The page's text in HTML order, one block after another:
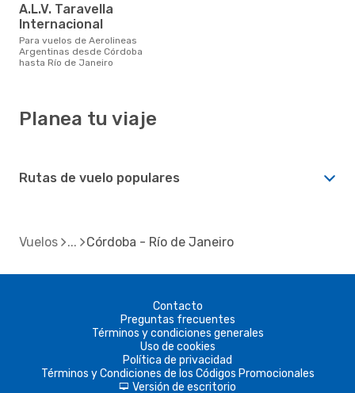
A.L.V. Taravella
Internacional
Para vuelos de Aerolineas
Argentinas desde Córdoba
hasta Río de Janeiro
Planea tu viaje
Rutas de vuelo populares
Vuelos Córdoba - Río de Janeiro
Contacto
Preguntas frecuentes
Términos y condiciones generales
Uso de cookies
Política de privacidad
Términos y Condiciones de los Códigos Promocionales
d Versión de escritorio